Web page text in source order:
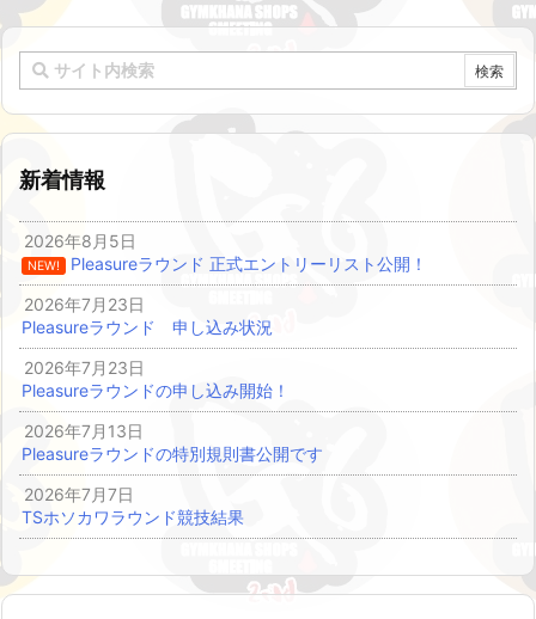
新着情報
2026年8月5日
NEW!
Pleasureラウンド 正式エントリーリスト公開！
2026年7月23日
Pleasureラウンド 申し込み状況
2026年7月23日
Pleasureラウンドの申し込み開始！
2026年7月13日
Pleasureラウンドの特別規則書公開です
2026年7月7日
TSホソカワラウンド競技結果